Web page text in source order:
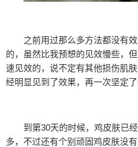
之前用过那么多方法都没有
的，虽然比我预想的见效慢些，
速见效的，说不定有其他损伤肌
经明显见到了效果，再一次坚定了
到第30天的时候，鸡皮肤已
多，不过还有个别顽固鸡皮肤没